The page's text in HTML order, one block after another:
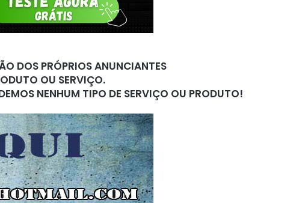
DOS PRÓPRIOS ANUNCIANTES
OU SERVIÇO.
NENHUM TIPO DE SERVIÇO OU PRODUTO!